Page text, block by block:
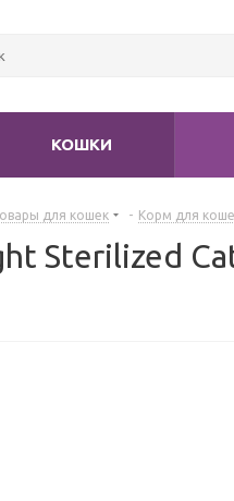
КОШКИ
для кошек - Корм для
Sterilized